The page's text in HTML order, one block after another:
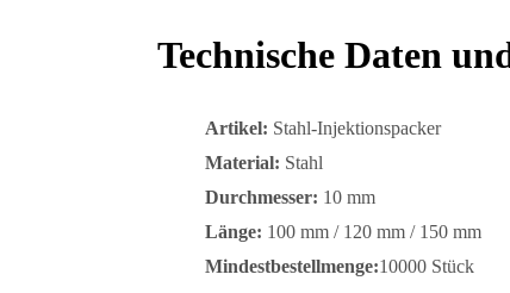
Technische Daten
Artikel: Stahl-Injektionspacker
Material: Stahl
Durchmesser: 10 mm
Länge: 100 mm / 120 mm / 150 mm
Mindestbestellmenge:10000 Stück